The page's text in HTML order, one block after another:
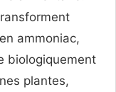
ammoniac,
biologiquement
plantes,